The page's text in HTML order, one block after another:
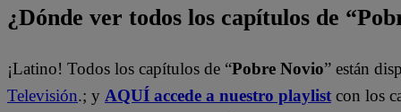
¿Dónde ver todos los capítulos de
¡Latino! Todos los capítulos de “Pobre Novio” están
Televisión.; y AQUÍ accede a nuestro playlist con los